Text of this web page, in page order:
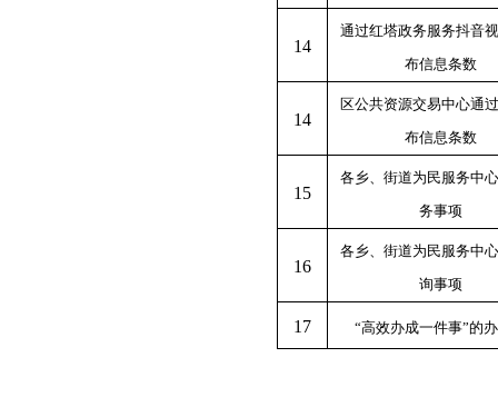
14
通过红塔政务服务抖音
布信息条数
14
区公共资源交易中心通
布信息条数
1 5
各乡、街道为民服务中
务事项
16
各乡、街道为民服务中
询事项
1 7 “高效办成一件事”的